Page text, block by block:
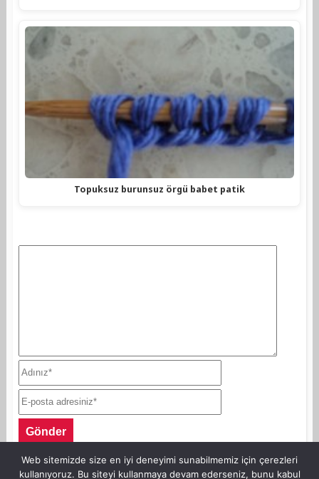
Topuksuz burunsuz örgü babet patik
Web sitemizde size en iyi deneyimi sunabilmemiz için çerezleri
kullanıyoruz. Bu siteyi kullanmaya devam ederseniz, bunu kabul